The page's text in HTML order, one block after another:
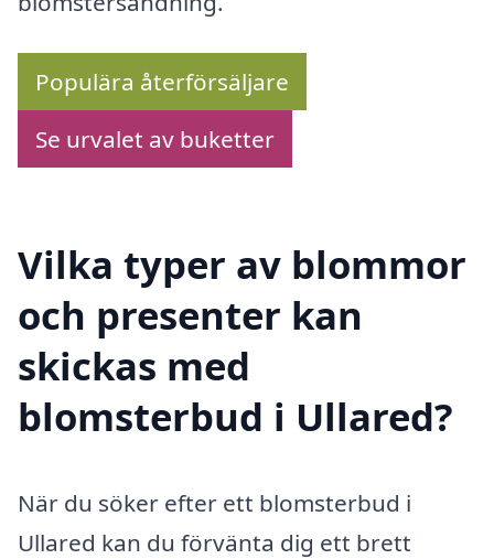
Populära återförsäljare
Se urvalet av buketter
Vilka typer av blommor
och presenter kan
skickas med
blomsterbud i Ullared?
När du söker efter ett blomsterbud i
Ullared kan du förvänta dig ett brett